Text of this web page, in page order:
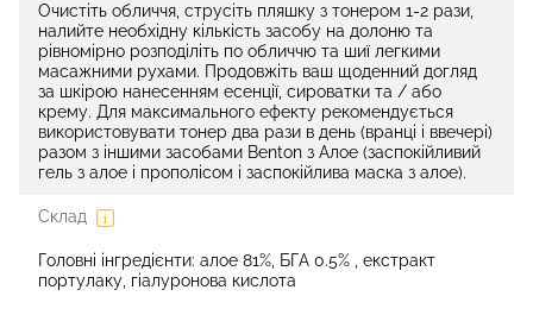
Очистіть обличчя, струсіть пляшку з тонером 1-2 рази,
налийте необхідну кількість засобу на долоню та
рівномірно розподіліть по обличчю та шиї легкими
масажними рухами. Продовжіть ваш щоденний догляд
за шкірою нанесенням есенції, сироватки та / або
крему. Для максимального ефекту рекомендується
використовувати тонер два рази в день (вранці і ввечері)
разом з іншими засобами Benton з Алое (заспокійливий
гель з алое і прополісом і заспокійлива маска з алое).
Склад
Головні інгредієнти: алое 81%, БГА 0.5% , екстракт
портулаку, гіалуронова кислота